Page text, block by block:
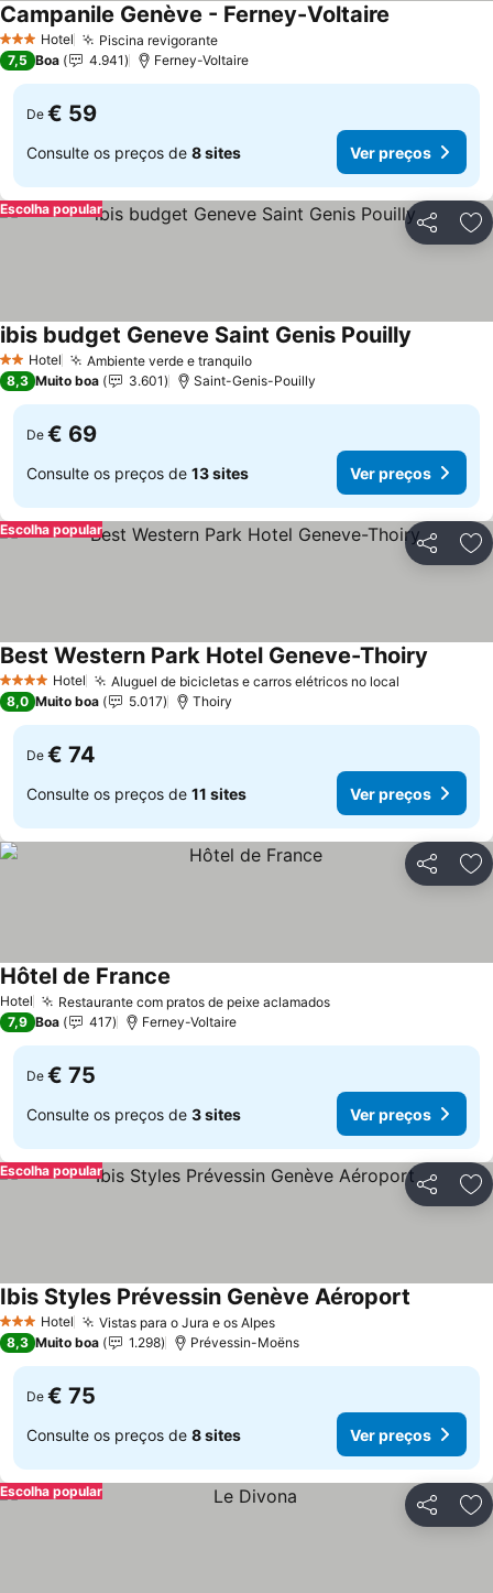
3 EstrelasHotel Piscina revigorante
Campanile Genève - Ferney-Voltaire
7,5 Boa 4.941 Ferney-Voltaire
De € 59
Consulte os preços de 8 sites Ver preços
Partilhar
Escolha popular
2 Estrelas
Hotel Ambiente verde e tranquilo
ibis budget Geneve Saint Genis Pouilly
8,3 Muito boa 3.601 Saint-Genis-Pouilly
De € 69
Consulte os preços de 13 sites Ver preços
Partilhar
Escolha popular
4 EstrelasHotel Aluguel de bicicletas e carros elétricos no local
Best Western Park Hotel Geneve-Thoiry
8,0 Muito boa 5.017 Thoiry
De € 74
Consulte os preços de 11 sites Ver preços
Partilhar
Hotel Restaurante com pratos de peixe aclamados
Hôtel de France
7,9 Boa 417 Ferney-Voltaire
De € 75
Consulte os preços de 3 sites Ver preços
Partilhar
Escolha popular
3 EstrelasHotel Vistas para o Jura e os Alpes
Ibis Styles Prévessin Genève Aéroport
8,3 Muito boa 1.298 Prévessin-Moëns
De € 75
Consulte os preços de 8 sites Ver preços
Partilhar
Escolha popular